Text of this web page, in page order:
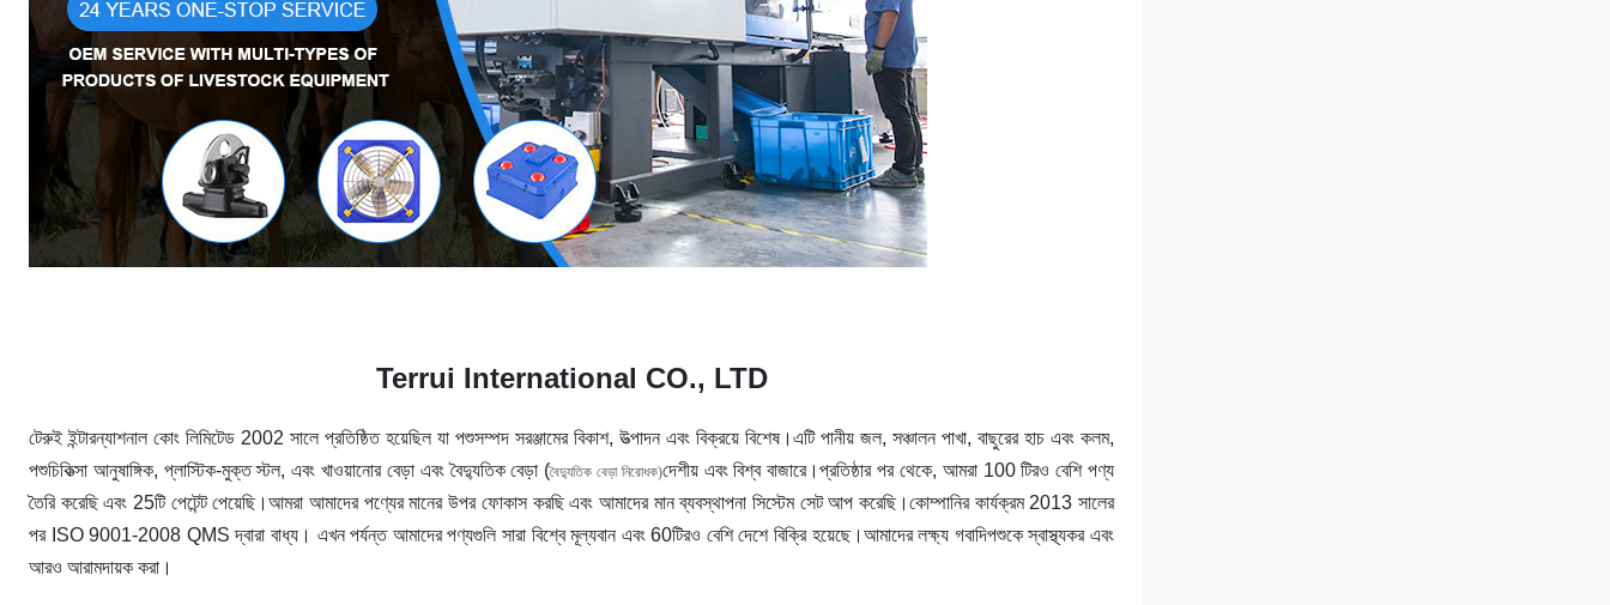
Terrui International CO., LTD
টেরুই ইন্টারন্যাশনাল কোং লিমিটেড 2002 সালে প্রতিষ্ঠিত হয়েছিল যা পশুসম্পদ সরঞ্জামের বিকাশ, উত্পাদন এবং বিক্রয়ে বিশেষ।এটি পানীয় জল, সঞ্চালন পাখা, বাছুরের হাচ এবং কলম,
পশুচিকিত্সা আনুষাঙ্গিক, প্লাস্টিক-মুক্ত স্টল, এবং খাওয়ানোর বেড়া এবং বৈদ্যুতিক বেড়া (বৈদ্যুতিক বেড়া নিরোধক)দেশীয় এবং বিশ্ব বাজারে।প্রতিষ্ঠার পর থেকে, আমরা 100 টিরও বেশি পণ্য
তৈরি করেছি এবং 25টি পেটেন্ট পেয়েছি।আমরা আমাদের পণ্যের মানের উপর ফোকাস করছি এবং আমাদের মান ব্যবস্থাপনা সিস্টেম সেট আপ করেছি।কোম্পানির কার্যক্রম 2013 সালের
পর ISO 9001-2008 QMS দ্বারা বাধ্য। এখন পর্যন্ত আমাদের পণ্যগুলি সারা বিশ্বে মূল্যবান এবং 60টিরও বেশি দেশে বিক্রি হয়েছে।আমাদের লক্ষ্য গবাদিপশুকে স্বাস্থ্যকর এবং
আরও আরামদায়ক করা।